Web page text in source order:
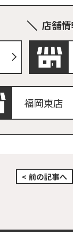
店舗
福岡東店
< 前の記事へ